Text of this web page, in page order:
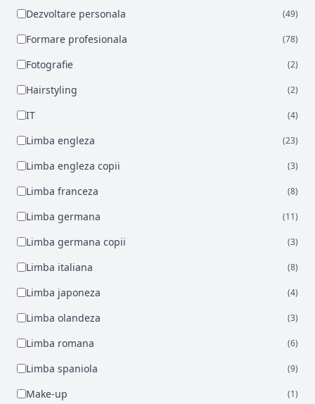
Dezvoltare personala (49)
Formare profesionala (78)
Fotografie (2)
Hairstyling (2)
IT (4)
Limba engleza (23)
Limba engleza copii (3)
Limba franceza (8)
Limba germana (11)
Limba germana copii (3)
Limba italiana (8)
Limba japoneza (4)
Limba olandeza (3)
Limba romana (6)
Limba spaniola (9)
Make-up (1)